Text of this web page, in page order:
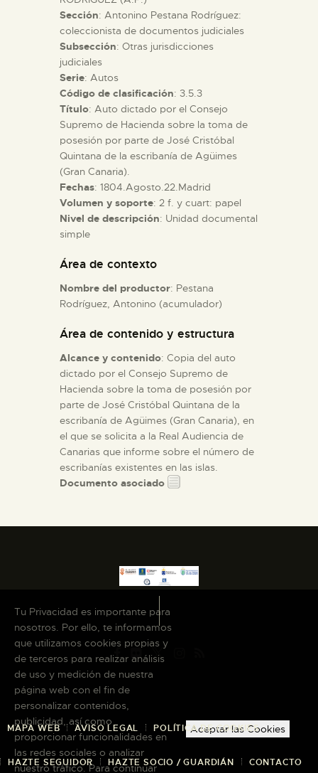
EL MUSEO
COLECCIONES
DIDÁCTICA
ESPAÑOL
Sección: Antonino Pestana Rodríguez:
coleccionista de documentos judiciales
Subsección: Otras jurisdicciones
judiciales
Serie: Autos
Código de clasificación: 3.5.3
Título: Auto dictado por el Consejo
Supremo de Hacienda sobre la toma de
posesión por parte de José Cristóbal
Quintana de la escribanía de Agüimes
(Gran Canaria).
Fechas: 1804.Agosto.22.Madrid
Volumen y soporte: 2 f. y cuart: papel
Nivel de descripción: Unidad documental
simple
Área de contexto
Nombre del productor: Pestana
Rodríguez, Antonino (acumulador)
Área de contenido y estructura
Alcance y contenido: Copia del auto
dictado por el Consejo Supremo de
Hacienda sobre la toma de posesión por
parte de José Cristóbal Quintana de la
escribanía de Agüimes (Gran Canaria), en
el que se solicita a la Real Audiencia de
Canarias que informe sobre el número de
escribanías existentes en las islas.
Documento asociado
MAPA WEB AVISO LEGAL POLÍTICA DE COOKIES
HAZTE SEGUIDOR HAZTE SOCIO / GUARDIÁN CONTACTO
Tu Privacidad es importante para
nosotros. Por ello, te informamos
que utilizamos cookies propias y
de terceros para realizar análisis
de uso y medición de nuestra
página web con el fin de
personalizar contenidos,
publicidad, así como
proporcionar funcionalidades en
las redes sociales o analizar
nuestro tráfico. Para continuar
Aceptar las Cookies